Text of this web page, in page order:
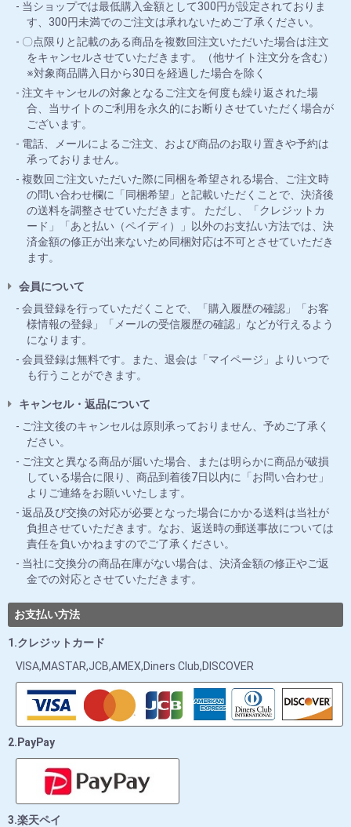
当ショップでは最低購入金額として300円が設定されておりま
す、300円未満でのご注文は承れないためご了承ください。
〇点限りと記載のある商品を複数回注文いただいた場合は注文
をキャンセルさせていただきます。（他サイト注文分を含む）
※対象商品購入日から30日を経過した場合を除く
注文キャンセルの対象となるご注文を何度も繰り返された場
合、当サイトのご利用を永久的にお断りさせていただく場合が
ございます。
電話、メールによるご注文、および商品のお取り置きや予約は
承っておりません。
複数回ご注文いただいた際に同梱を希望される場合、ご注文時
の問い合わせ欄に「同梱希望」と記載いただくことで、決済後
の送料を調整させていただきます。 ただし、「クレジットカ
ード」「あと払い（ペイディ）」以外のお支払い方法では、決
済金額の修正が出来ないため同梱対応は不可とさせていただき
ます。
会員について
会員登録を行っていただくことで、「購入履歴の確認」「お客
様情報の登録」「メールの受信履歴の確認」などが行えるよう
になります。
会員登録は無料です。また、退会は「マイページ」よりいつで
も行うことができます。
キャンセル・返品について
ご注文後のキャンセルは原則承っておりません、予めご了承く
ださい。
ご注文と異なる商品が届いた場合、または明らかに商品が破損
している場合に限り、商品到着後7日以内に「お問い合わせ」
よりご連絡をお願いいたします。
返品及び交換の対応が必要となった場合にかかる送料は当社が
負担させていただきます。なお、返送時の郵送事故については
責任を負いかねますのでご了承ください。
当社に交換分の商品在庫がない場合は、決済金額の修正やご返
金での対応とさせていただきます。
お支払い方法
1.クレジットカード
VISA,MASTAR,JCB,AMEX,Diners Club,DISCOVER
2.PayPay
3.楽天ペイ